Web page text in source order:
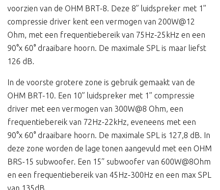
voorzien van de OHM BRT-8. Deze 8” luidspreker met 1”
compressie driver kent een vermogen van 200W@12
Ohm, met een frequentiebereik van 75Hz-25kHz en een
90°x 60° draaibare hoorn. De maximale SPL is maar liefst
126 dB.
In de voorste grotere zone is gebruik gemaakt van de
OHM BRT-10. Een 10” luidspreker met 1” compressie
driver met een vermogen van 300W@8 Ohm, een
frequentiebereik van 72Hz-22kHz, eveneens met een
90°x 60° draaibare hoorn. De maximale SPL is 127,8 dB. In
deze zone worden de lage tonen aangevuld met een OHM
BRS-15 subwoofer. Een 15” subwoofer van 600W@8Ohm
en een frequentiebereik van 45Hz-300Hz en een max SPL
van 135dB.